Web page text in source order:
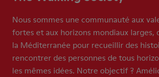
Nous sommes une communauté aux
fortes et aux horizons mondiaux larges,
la Méditerranée pour recueillir des
rencontrer des personnes de tous
les mêmes idées. Notre objectif ?